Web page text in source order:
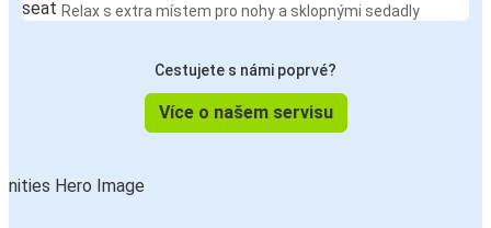
Relax s extra místem pro nohy a sklopnými sedadly
Cestujete s námi poprvé?
Více o našem servisu